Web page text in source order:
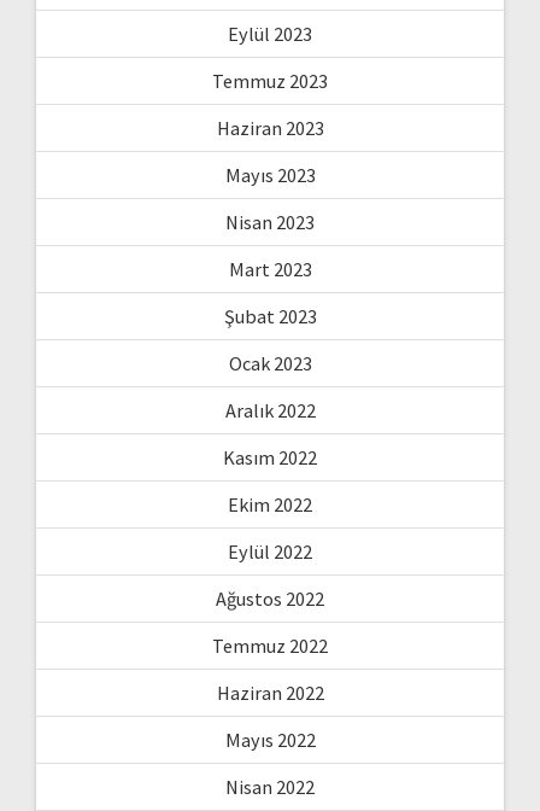
Eylül 2023
Temmuz 2023
Haziran 2023
Mayıs 2023
Nisan 2023
Mart 2023
Şubat 2023
Ocak 2023
Aralık 2022
Kasım 2022
Ekim 2022
Eylül 2022
Ağustos 2022
Temmuz 2022
Haziran 2022
Mayıs 2022
Nisan 2022